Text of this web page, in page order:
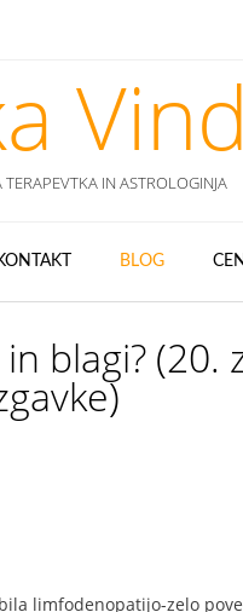
IN ASTROLOGINJA
BLOG
blagi? (20.
limfodenopatijo-zelo